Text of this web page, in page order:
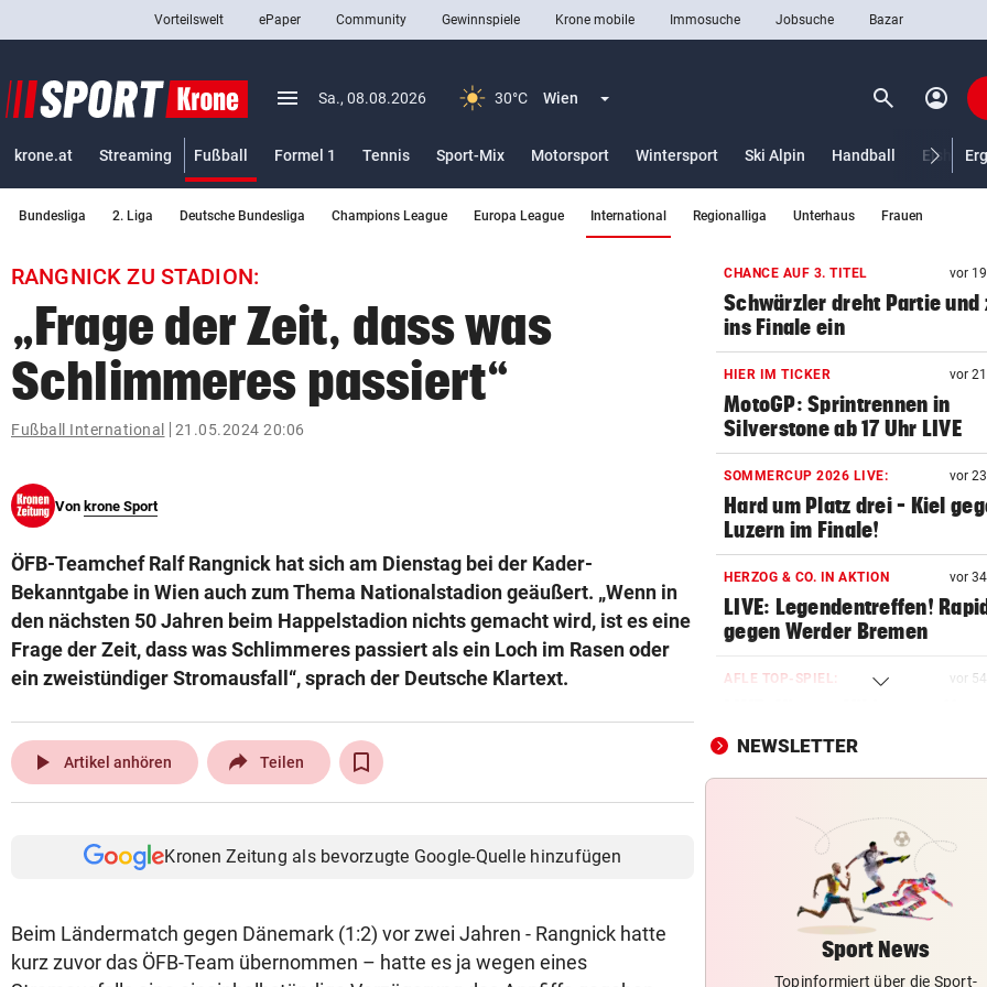
closeSchließen
Abonnieren
bookmark
search
Suchbegriff
eingeben
© Krone Multimedia GmbH & Co KG 2026
Vorteilswelt ePaper Community Gewinnspiele Krone mobile Immosuche Jobsuche Bazar
menu Menü aufklappen
Sa., 08.08.2026 30°C Wien Menü aufklappen search Suchen
account_circle
krone.at Streaming Fußball
Formel 1
Tennis Sport-Mix Motorsport Wintersport Ski Alpin Handball
Bundesliga 2. Liga Deutsche Bundesliga Champions League Europa League International Regionalliga Unterhaus Frauen
RANGNICK ZU STADION:
„Frage der Zeit, dass was
Schlimmeres passiert“
Fußball International 21.05.2024 20:06
Von krone Sport
ÖFB-Teamchef Ralf Rangnick hat sich am Dienstag bei der Kader-
Bekanntgabe in Wien auch zum Thema Nationalstadion geäußert. „Wenn in
den nächsten 50 Jahren beim Happelstadion nichts gemacht wird, ist es eine
Frage der Zeit, dass was Schlimmeres passiert als ein Loch im Rasen oder
ein zweistündiger Stromausfall“, sprach der Deutsche Klartext.
play_arrow Artikel anhören Teilen
Kronen Zeitung als bevorzugte Google-Quelle hinzufügen
Beim Ländermatch gegen Dänemark (1:2) vor zwei Jahren - Rangnick hatte
kurz zuvor das ÖFB-Team übernommen – hatte es ja wegen eines
CHANCE AUF 3. TITEL vor
Schwärzler dreht Partie und
ins Finale ein
HIER IM TICKER vor
MotoGP: Sprintrennen in
Silverstone ab 17 Uhr LIVE
SOMMERCUP 2026 LIVE: vor
Hard um Platz drei – Kiel
Luzern im Finale!
HERZOG & CO. IN AKTION vor
LIVE: Legendentreffen!
gegen Werder Bremen
AFLE TOP-SPIEL: vor
Wroclav Panthers
NACH ABSCHIED AUS RIED
Senft in Karlsruhe
BUNDESLIGA IM TICKER
LIVE ab 17 Uhr: GAK gegen
Lustenau
ALLES WAR KLAR, DANN
NEWSLETTER
Sport News
Topinformiert über die Sport-